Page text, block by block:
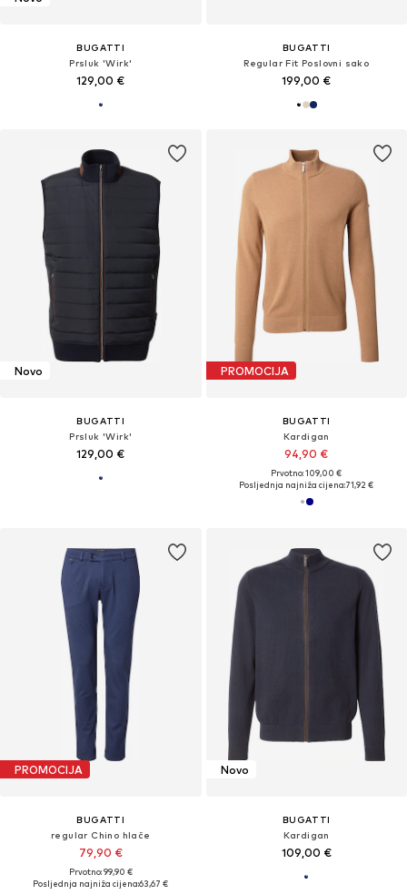
BUGATTI
Prsluk 'Wirk'
129,00 €
BUGATTI
Regular Fit Poslovni sako
199,00 €
Novo
BUGATTI
Prsluk 'Wirk'
129,00 €
PROMOCIJA
BUGATTI
Kardigan
94,90 €
Prvotno: 109,00 €
Posljednja najniža cijena:71,92 €
PROMOCIJA
BUGATTI
regular Chino hlače
79,90 €
Prvotno: 99,90 €
Posljednja najniža cijena:63,67 €
Novo
BUGATTI
Kardigan
109,00 €